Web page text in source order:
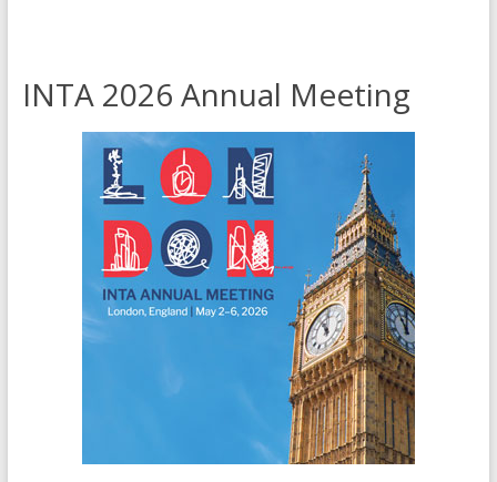
INTA 2026 Annual Meeting